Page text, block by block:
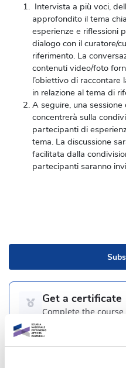
Intervista a più voci,
approfondito il tema
esperienze e riflessioni
dialogo con il curatore/
riferimento. La
contenuti video/foto
l’obiettivo di raccontare
in relazione al tema di
A seguire, una
concentrerà sulla
partecipanti di
tema. La discussione
facilitata dalla
partecipanti saranno
Get a certificate
Complete the